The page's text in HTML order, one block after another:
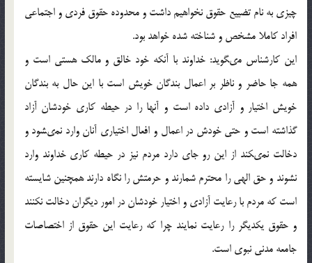
چيزى به نام تضييع حقوق نخواهيم داشت و محدوده حقوق فردى و اجتماعي
افراد كاملا مشخص و شناخته شده خواهد بود.
اين كارشناس مى‏گويد: خداوند با آنكه خود خالق و مالك هستى است و
همه جا حاضر و ناظر بر اعمال بندگان خويش است با اين حال به بندگان
خويش اختيار و آزادى داده است و آنها را در حيطه كارى خودشان آزاد
گذاشته است و حتى خودش در اعمال و افعال اختيارى آنان وارد نمى‏شود و
دخالت نمى‏كند از اين رو جاى دارد مردم نيز در حيطه كارى خداوند وارد
نشوند و حق الهى را محترم شمارند و حرمتش را نگاه دارند همچنين شايسته
است كه مردم با رعايت آزادى و اختيار خودشان در امور ديگران دخالت نكنند
و حقوق يكديگر را رعايت نمايند چرا كه رعايت اين حقوق از اختصاصات
جامعه مدنى نبوى است.